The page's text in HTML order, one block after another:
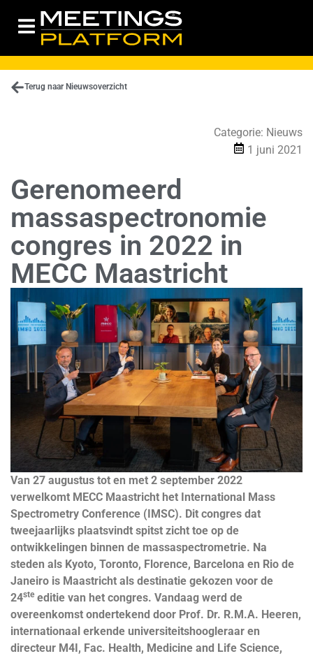
Terug naar Nieuwsoverzicht
Categorie: Nieuws
1 juni 2021
Gerenomeerd
massaspectronomie
congres in 2022 in
MECC Maastricht
Van 27 augustus tot en met 2 september 2022
verwelkomt MECC Maastricht het International Mass
Spectrometry Conference (IMSC). Dit congres dat
tweejaarlijks plaatsvindt spitst zicht toe op de
ontwikkelingen binnen de massaspectrometrie. Na
steden als Kyoto, Toronto, Florence, Barcelona en Rio de
Janeiro is Maastricht als destinatie gekozen voor de
24ste editie van het congres. Vandaag werd de
overeenkomst ondertekend door Prof. Dr. R.M.A. Heeren,
internationaal erkende universiteitshoogleraar en
directeur M4I, Fac. Health, Medicine and Life Science,